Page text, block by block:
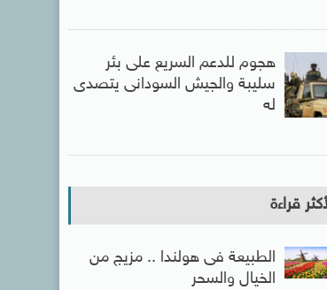
هجوم للدعم السريع على بئر
سليبة والجيش السودانى يتصدى
له
قراءة
الطبيعة فى هولندا .. مزيج من
الخيال والسحر